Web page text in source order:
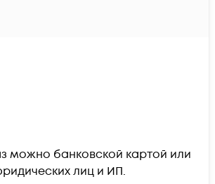
можно банковской картой или
лиц и ИП.